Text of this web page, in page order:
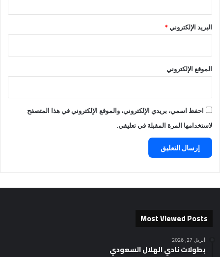
البريد الإلكتروني*
الموقع الإلكتروني
احفظ اسمي، بريدي الإلكتروني، والموقع الإلكتروني في هذا المتصفح
لاستخدامها المرة المقبلة في تعليقي.
Most Viewed Posts
أبريل 27, 2026
بطولات نادي الهلال السعودي